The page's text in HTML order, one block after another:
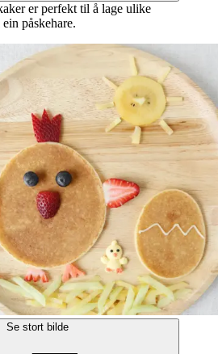
er perfekt til å lage ulike
påskehare.
Se stort bilde